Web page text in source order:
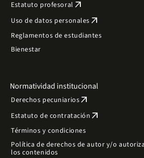
Estatuto profesoral arrow_outward
Uso de datos personales arrow_outward
Reglamentos de estudiantes
Bienestar
Normatividad institucional
Derechos pecuniariosarrow_outward
Estatuto de contratación arrow_outward
Términos y condiciones
Política de derechos de autor y/o
los contenidos